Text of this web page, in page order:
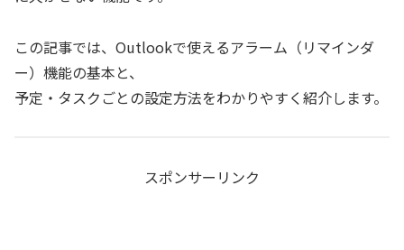
この記事では、Outlookで使えるアラーム（リマインダ
ー）機能の基本と、
予定・タスクごとの設定方法をわかりやすく紹介します。
スポンサーリンク